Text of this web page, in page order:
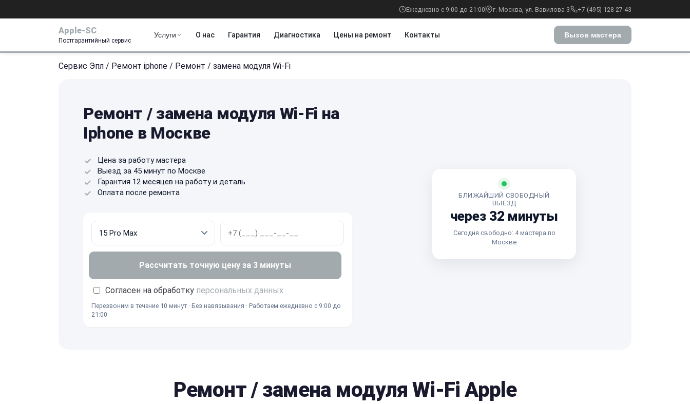
Ежедневно с 9:00 до 21:00 г. Москва, ул. Вавилова 3 +7 (495) 128-27-43
Apple-SC
Постгарантийный сервис
Услуги О нас Гарантия Диагностика Цены на ремонт Контакты Вызов мастера
Сервис Эпл / Ремонт iphone / Ремонт / замена модуля Wi-Fi
Ремонт / замена модуля Wi-Fi на
Iphone в Москве
Цена за работу мастера
Выезд за 45 минут по Москве
Гарантия 12 месяцев на работу и деталь
Оплата после ремонта
Рассчитать точную цену за 3 минуты
Согласен на обработку персональных данных
Перезвоним в течение 10 минут · Без навязывания · Работаем ежедневно с 9:00 до
21:00
БЛИЖАЙШИЙ СВОБОДНЫЙ
ВЫЕЗД
через 32 минуты
Сегодня свободно: 4 мастера по
Москве
Ремонт / замена модуля Wi-Fi Apple